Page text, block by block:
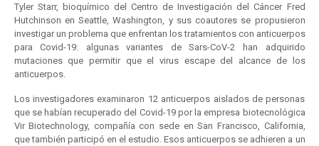
Tyler Starr, bioquímico del Centro de Investigación del Cáncer Fred
Hutchinson en Seattle, Washington, y sus coautores se propusieron
investigar un problema que enfrentan los tratamientos con anticuerpos
para Covid-19: algunas variantes de Sars-CoV-2 han adquirido
mutaciones que permitir que el virus escape del alcance de los
anticuerpos.
Los investigadores examinaron 12 anticuerpos aislados de personas
que se habían recuperado del Covid-19 por la empresa biotecnológica
Vir Biotechnology, compañía con sede en San Francisco, California,
que también participó en el estudio. Esos anticuerpos se adhieren a un